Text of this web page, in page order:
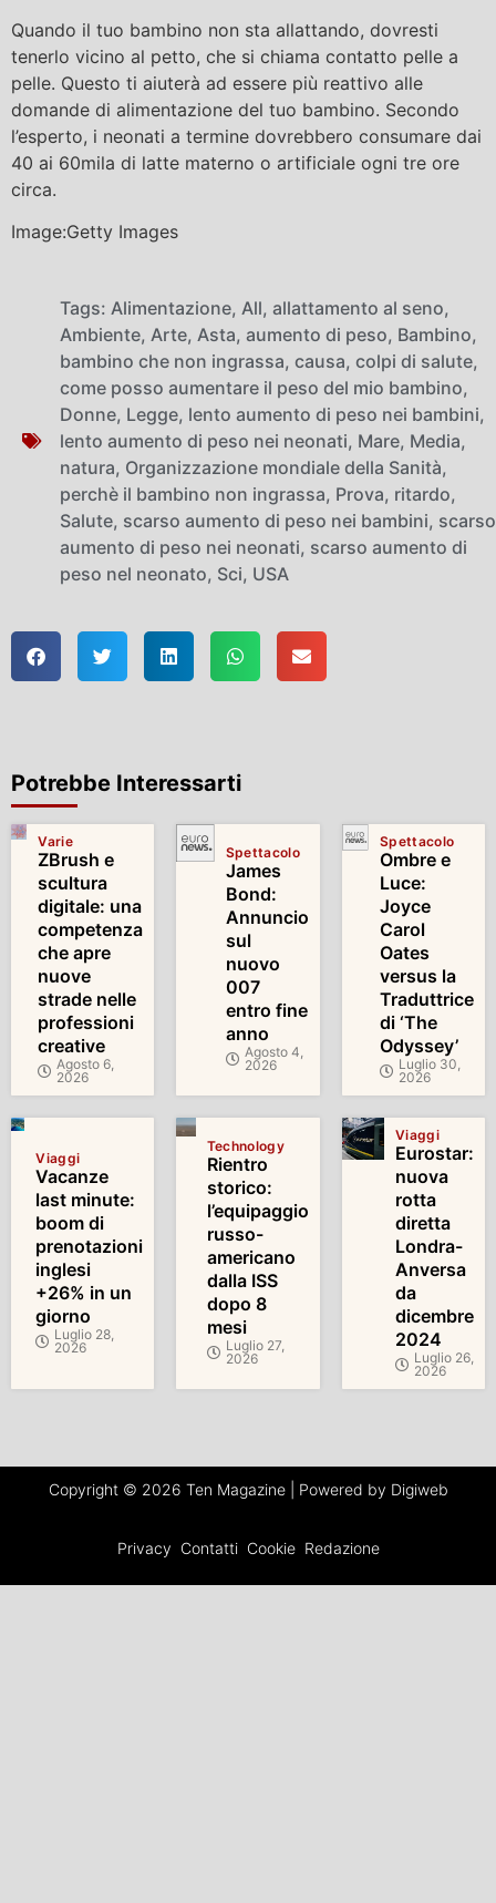
Quando il tuo bambino non sta allattando, dovresti
tenerlo vicino al petto, che si chiama contatto pelle a
pelle. Questo ti aiuterà ad essere più reattivo alle
domande di alimentazione del tuo bambino. Secondo
l’esperto, i neonati a termine dovrebbero consumare dai
40 ai 60mila di latte materno o artificiale ogni tre ore
circa.
Image:Getty Images
Tags: Alimentazione, All, allattamento al seno,
Ambiente, Arte, Asta, aumento di peso, Bambino,
bambino che non ingrassa, causa, colpi di salute,
come posso aumentare il peso del mio bambino,
Donne, Legge, lento aumento di peso nei bambini,
lento aumento di peso nei neonati, Mare, Media,
natura, Organizzazione mondiale della Sanità,
perchè il bambino non ingrassa, Prova, ritardo,
Salute, scarso aumento di peso nei bambini, scarso
aumento di peso nei neonati, scarso aumento di
peso nel neonato, Sci, USA
Potrebbe Interessarti
Varie
ZBrush e
scultura
digitale: una
competenza
che apre
nuove
strade nelle
professioni
creative
Agosto 6,
2026
Spettacolo
James
Bond:
Annuncio
sul
nuovo
007
entro fine
anno
Agosto 4,
2026
Spettacolo
Ombre e
Luce:
Joyce
Carol
Oates
versus la
Traduttrice
di ‘The
Odyssey’
Luglio 30,
2026
Viaggi
Vacanze
last minute:
boom di
prenotazioni
inglesi
+26% in un
giorno
Luglio 28,
2026
Technology
Rientro
storico:
l’equipaggio
russo-
americano
dalla ISS
dopo 8
mesi
Luglio 27,
2026
Viaggi
Eurostar:
nuova
rotta
diretta
Londra-
Anversa
da
dicembre
2024
Luglio 26,
2026
Copyright © 2026 Ten Magazine | Powered by Digiweb
Privacy Contatti Cookie Redazione